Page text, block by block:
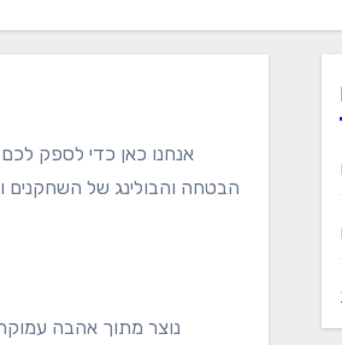
הבטחה והבולינג של השחקנים